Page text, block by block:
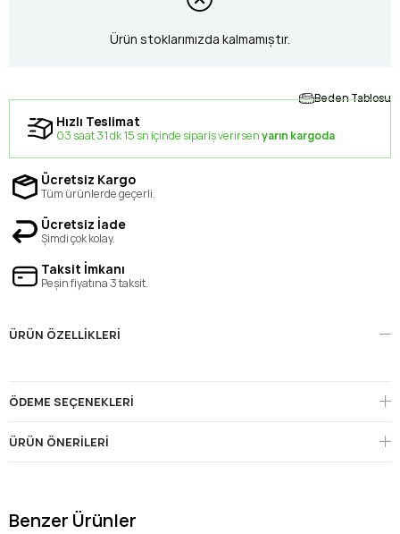
Ürün stoklarımızda kalmamıştır.
Beden Tablosu
Hızlı Teslimat
03 saat 31 dk 14 sn içinde sipariş verirsenyarın kargoda
Ücretsiz Kargo
Tüm ürünlerde geçerli.
Ücretsiz İade
Şimdi çok kolay.
Taksit İmkanı
Peşin fiyatına 3 taksit.
ÜRÜN ÖZELLIKLERI
ÖDEME SEÇENEKLERI
ÜRÜN ÖNERILERI
Benzer Ürünler